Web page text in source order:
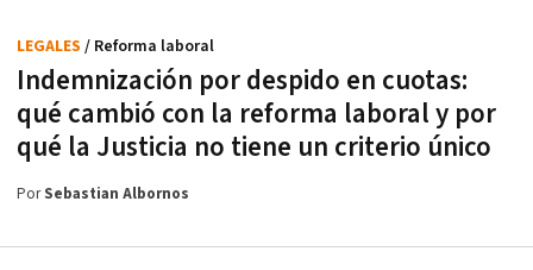
Indemnización por despido en cuotas:
qué cambió con la reforma laboral y por
qué la Justicia no tiene un criterio único
LEGALES / Reforma laboral
PorSebastian Albornos